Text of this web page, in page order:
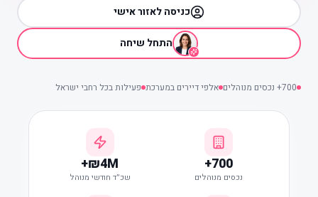
כניסה לאזור אישי
התחל שיחה
700+ נכסים מנוהלים אלפי דיירים במערכת פעילות בכל רחבי ישראל
700+
נכסים מנוהלים
₪4M+
שכ״ד חודשי מנוהל